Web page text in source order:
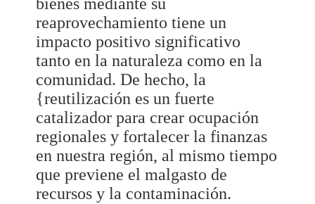
bienes mediante su
reaprovechamiento tiene un
impacto positivo significativo
tanto en la naturaleza como en la
comunidad. De hecho, la
{reutilización es un fuerte
catalizador para crear ocupación
regionales y fortalecer la finanzas
en nuestra región, al mismo tiempo
que previene el malgasto de
recursos y la contaminación.